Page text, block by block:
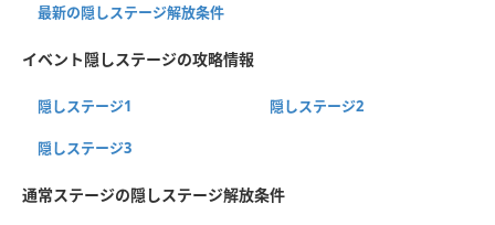
最新の隠しステージ解放条件
イベント隠しステージの攻略情報
隠しステージ1 隠しステージ2
隠しステージ3
通常ステージの隠しステージ解放条件